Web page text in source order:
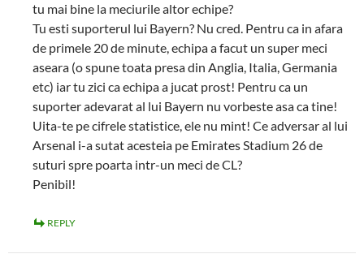
tu mai bine la meciurile altor echipe?
Tu esti suporterul lui Bayern? Nu cred. Pentru ca in afara
de primele 20 de minute, echipa a facut un super meci
aseara (o spune toata presa din Anglia, Italia, Germania
etc) iar tu zici ca echipa a jucat prost! Pentru ca un
suporter adevarat al lui Bayern nu vorbeste asa ca tine!
Uita-te pe cifrele statistice, ele nu mint! Ce adversar al lui
Arsenal i-a sutat acesteia pe Emirates Stadium 26 de
suturi spre poarta intr-un meci de CL?
Penibil!
REPLY